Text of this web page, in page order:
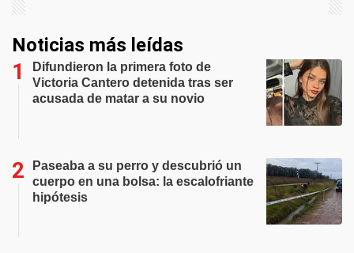
Noticias más leídas
Difundieron la primera foto de
Victoria Cantero detenida tras ser
acusada de matar a su novio
Paseaba a su perro y descubrió un
cuerpo en una bolsa: la escalofriante
hipótesis